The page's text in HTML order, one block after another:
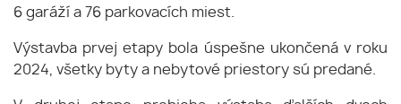
6 garáží a 76 parkovacích miest.
Výstavba prvej etapy bola úspešne ukončená v roku
2024, všetky byty a nebytové priestory sú predané.